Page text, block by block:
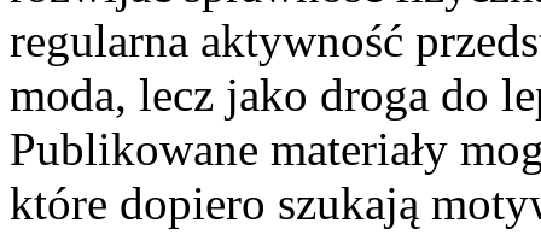
regularna aktywność
moda, lecz jako droga do
Publikowane materiały
które dopiero szukają